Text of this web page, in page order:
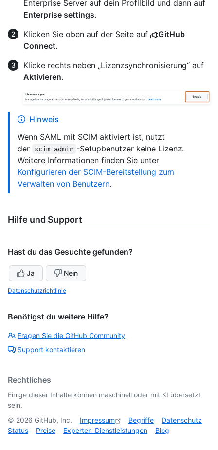
Enterprise Server auf dein Profilbild und dann auf
Enterprise settings.
Klicken Sie oben auf der Seite auf
GitHub
Connect.
Klicke rechts neben „Lizenzsynchronisierung“ auf
Aktivieren.
Hinweis
Wenn SAML mit SCIM aktiviert ist, nutzt
der
scim-admin -Setupbenutzer keine Lizenz.
Weitere Informationen finden Sie unter
Konfigurieren der SCIM-Bereitstellung zum
Verwalten von Benutzern.
Hilfe und Support
Hast du das Gesuchte gefunden?
Ja Nein
Datenschutzrichtlinie
Benötigst du weitere Hilfe?
Fragen Sie die GitHub Community
Support kontaktieren
Rechtliches
Einige dieser Inhalte können maschinell oder mit KI übersetzt
sein.
© 2026 GitHub, Inc. Impressum Begriffe
Datenschutz
Status
Preise Experten-Dienstleistungen Blog